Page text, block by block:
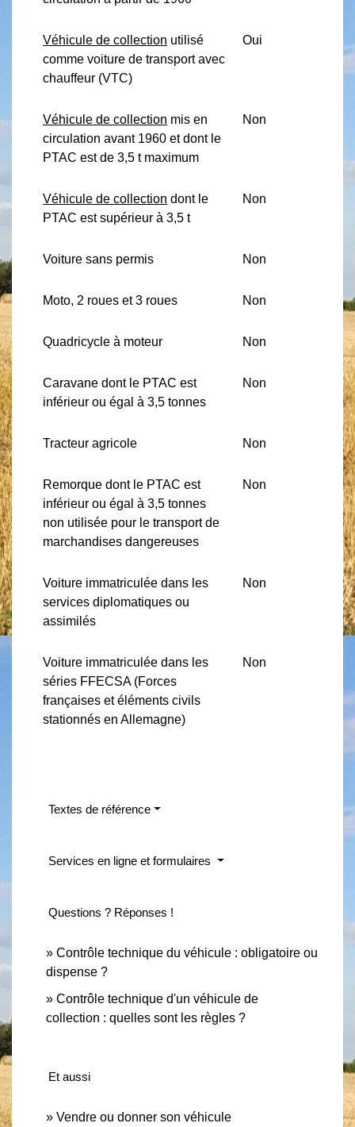
Véhicule de collection utilisé
comme voiture de transport avec
chauffeur (VTC)
Oui
Véhicule de collection mis en
circulation avant 1960 et dont le
PTAC est de 3,5 t maximum
Non
Véhicule de collection dont le
PTAC est supérieur à 3,5 t
Non
Voiture sans permis Non
Moto, 2 roues et 3 roues Non
Quadricycle à moteur Non
Caravane dont le PTAC est
inférieur ou égal à 3,5 tonnes
Non
Tracteur agricole Non
Remorque dont le PTAC est
inférieur ou égal à 3,5 tonnes
non utilisée pour le transport de
marchandises dangereuses
Non
Voiture immatriculée dans les
services diplomatiques ou
assimilés
Non
Voiture immatriculée dans les
séries FFECSA (Forces
françaises et éléments civils
stationnés en Allemagne)
Non
Textes de référence
Services en ligne et formulaires
Questions ? Réponses !
Contrôle technique du véhicule : obligatoire ou
dispense ?
Contrôle technique d'un véhicule de
collection : quelles sont les règles ?
Et aussi
Vendre ou donner son véhicule